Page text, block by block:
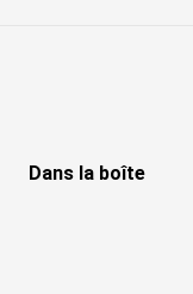
Dans la boîte